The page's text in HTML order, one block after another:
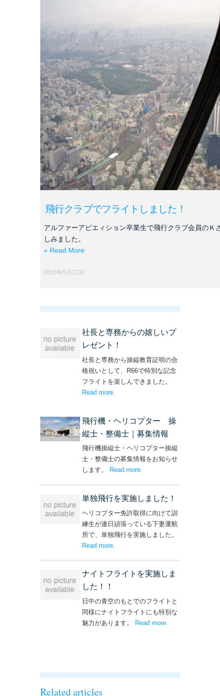
飛行クラブでフライトしました！
アルファーアビエィション卒業生で飛行クラブ会員のＫ
しみました。
» Read More
2016年5月22日
社長と専務からの嬉しいプ
レゼント！
社長と専務から操縦教育証明の合
格祝いとして、R66で特別な記念
フライトを楽しんできました。
Read more
飛行機・ヘリコプター 操
縦士・整備士｜募集情報
飛行機操縦士・ヘリコプター操縦
士・整備士の募集情報をお知らせ
します。
Read more– ‘飛行機・ヘリコプター
.
単独飛行を実施しました！
ヘリコプター免許取得に向けて訓
練生が連日頑張っている下妻運航
所で、単独飛行を実施しました。
Read more
ナイトフライトを実施しま
した！！
日中の青空のもとでのフライトと
同様にナイトフライトにも特別な
魅力があります。
Read more
Related articles